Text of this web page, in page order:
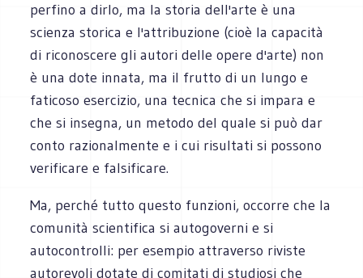
perfino a dirlo, ma la storia dell'arte è una
scienza storica e l'attribuzione (cioè la capacità
di riconoscere gli autori delle opere d'arte) non
è una dote innata, ma il frutto di un lungo e
faticoso esercizio, una tecnica che si impara e
che si insegna, un metodo del quale si può dar
conto razionalmente e i cui risultati si possono
verificare e falsificare.
Ma, perché tutto questo funzioni, occorre che la
comunità scientifica si autogoverni e si
autocontrolli: per esempio attraverso riviste
autorevoli dotate di comitati di studiosi che